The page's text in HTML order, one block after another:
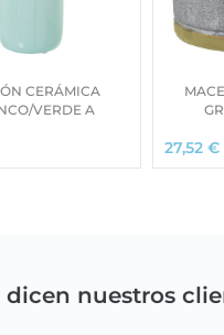
CERÁMICA
VERDE A
27,52 €
dicen nuestros